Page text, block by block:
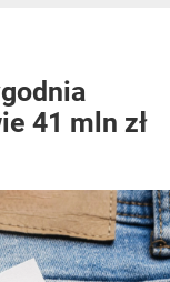
41 mln zł